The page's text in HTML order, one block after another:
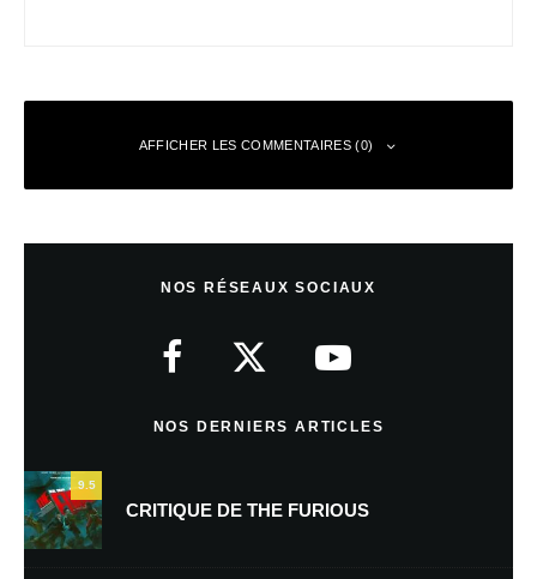
AFFICHER LES COMMENTAIRES (0)
NOS RÉSEAUX SOCIAUX
NOS DERNIERS ARTICLES
9.5
CRITIQUE DE THE FURIOUS